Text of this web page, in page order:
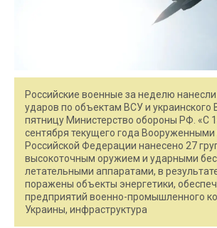
Российские военные за неделю
ударов по объектам ВСУ и украинского
пятницу Министерство обороны РФ. «С
сентября текущего года
Российской Федерации нанесено 27
высокоточным оружием и ударными
летательными аппаратами, в
поражены объекты энергетики,
предприятий военно-промышленного
Украины, инфраструктура